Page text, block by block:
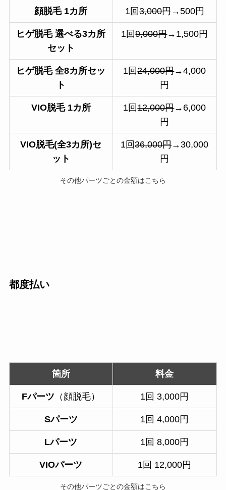
顔脱毛 1カ所 1回3,000円→500円
ヒゲ脱毛 選べる3カ所
セット
1回9,000円→1,500円
ヒゲ脱毛 全8カ所セッ
ト
1回24,000円→4,000
円
VIO脱毛 1カ所 1回12,000円→6,000
円
VIO脱毛(全3カ所)セ
ット
1回36,000円→30,000
円
その他パーツごとの金額はこちら
都度払い
箇所 料金
Fパーツ （顔脱毛） 1回 3,000円
Sパーツ 1回 4,000円
Lパーツ 1回 8,000円
VIOパーツ 1回 12,000円
その他パーツごとの金額はこちら